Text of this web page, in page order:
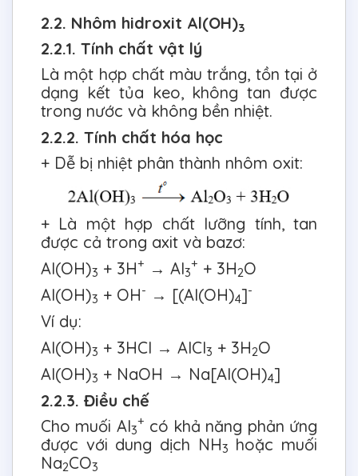
2.2. Nhôm hidroxit Al(OH)3
2.2.1. Tính chất vật lý
Là một hợp chất màu trắng, tồn tại ở
dạng kết tủa keo, không tan được
trong nước và không bền nhiệt.
2.2.2. Tính chất hóa học
+ Dễ bị nhiệt phân thành nhôm oxit:
+ Là một hợp chất lưỡng tính, tan
được cả trong axit và bazơ:
Al(OH)3 + 3H+ → Al3
+ + 3H2O
Al(OH)3 + OH- → [(Al(OH)4]-
Ví dụ:
Al(OH)3 + 3HCl → AlCl3 + 3H2O
Al(OH)3 + NaOH → Na[Al(OH)4]
2.2.3. Điều chế
Cho muối Al3
+ có khả năng phản ứng
được với dung dịch NH3 hoặc muối
Na2CO3